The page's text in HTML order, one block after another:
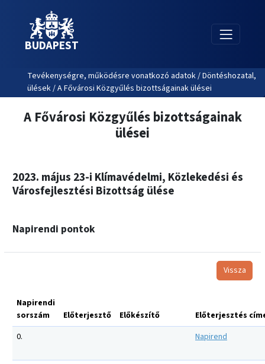
BUDAPEST
Tevékenységre, működésre vonatkozó adatok / Döntéshozatal,
ülések / A Fővárosi Közgyűlés bizottságainak ülései
A Fővárosi Közgyűlés bizottságainak
ülései
2023. május 23-i Klímavédelmi, Közlekedési és
Városfejlesztési Bizottság ülése
Napirendi pontok
Vissza
Napirendi
sorszám
Előterjesztő Előkészítő
Előterjesztés
0.
Napirend